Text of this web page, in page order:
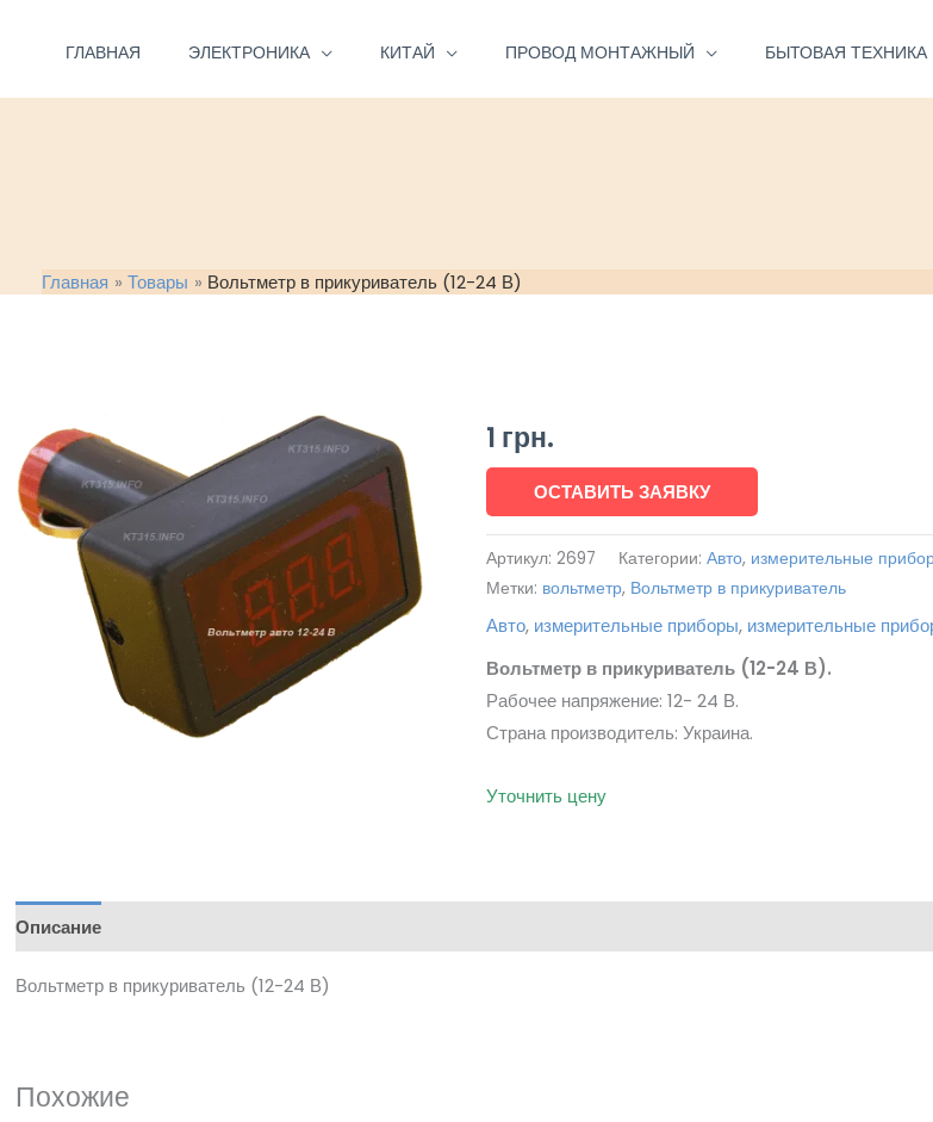
ГЛАВНАЯ ЭЛЕКТРОНИКА КИТАЙ ПРОВОД МОНТАЖНЫЙ БЫТОВАЯ ТЕХНИКА
Главная Товары Вольтметр в прикуриватель (12-24 В)
1 грн.
ОСТАВИТЬ ЗАЯВКУ
Артикул:2697 Категории:Авто, измерительные
Метки: вольтметр, Вольтметр в прикуриватель
Авто, измерительные приборы, измерительные
Вольтметр в прикуриватель (12-24 В).
Рабочее напряжение: 12- 24 В.
Страна производитель: Украина.
Уточнить цену
Описание
Вольтметр в прикуриватель (12-24 В)
Похожие